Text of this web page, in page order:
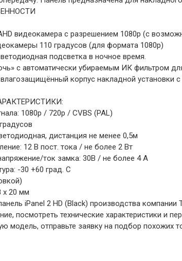
видеокамера с разрешением 1080p (с
110 градусов (для формата 1080p)
подсветка в ночное время.
с автоматически убираемым ИК фильтром
корпус накладной установки
1080p / 720p / CVBS (PAL)
дистанция не менее 0,5м
12 В пост. тока / не более 2 Вт
ток замка: 30В / не более 4 А
-30 +60 град. С
х 20 мм
iPanel 2 HD (Black) производства
посмотреть технические характеристики и
модель, отправьте заявку на подбор похожих